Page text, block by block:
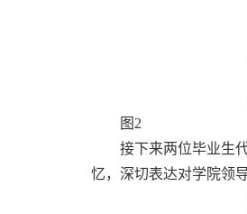
图2
接下来两位毕业生
忆，深切表达对学院领